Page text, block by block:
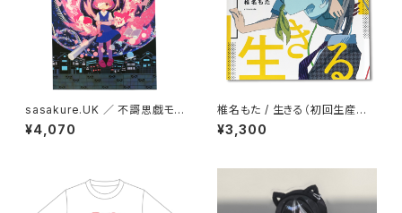
sasakure.UK ／ 不謌思戯モノ
ユカシー【初回生産限定盤】
¥4,070
椎名もた / 生きる（初回生産限
定盤）
¥3,300